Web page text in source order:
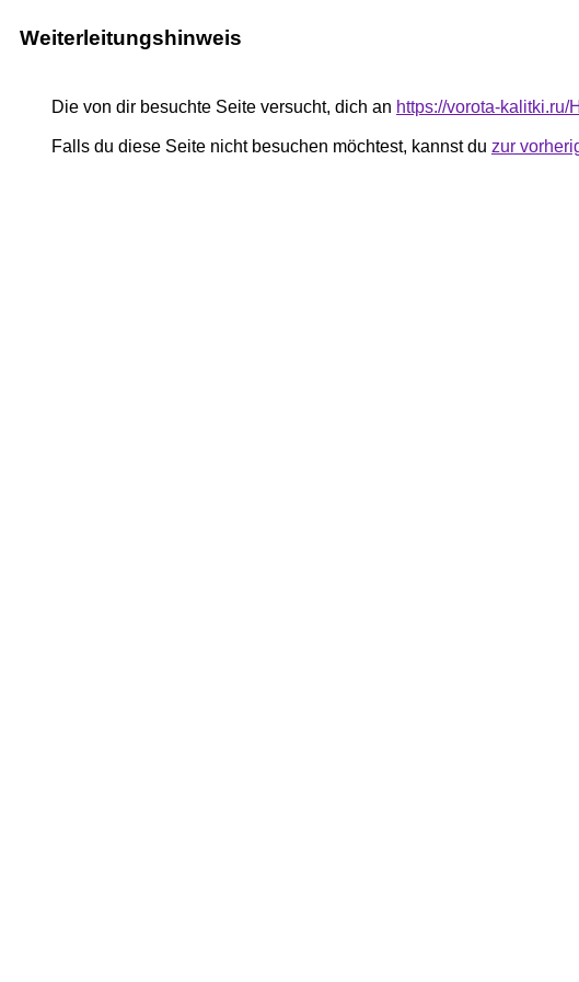
Weiterleitungshinweis
Die von dir besuchte Seite versucht, dich an https://vorota-kalitki.ru/
Falls du diese Seite nicht besuchen möchtest, kannst du zur